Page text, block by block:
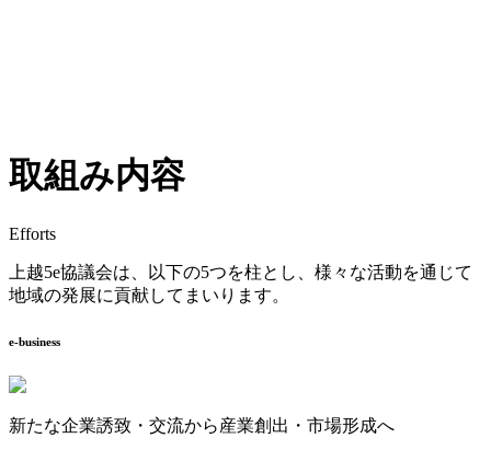
取組み内容
Efforts
上越5e協議会は、以下の5つを柱とし、様々な活動を通じて
地域の発展に貢献してまいります。
e-business
新たな企業誘致・交流から産業創出・市場形成へ